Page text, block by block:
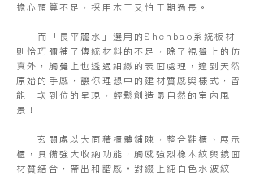
擔心預算不足，採用木工又怕工期過長。
而「長平麗水」選用的Shenbao系統板材
則恰巧彌補了傳統材料的不足，除了視覺上的仿
真外，觸覺上也透過細緻的表面處理，達到天然
原始的手感，讓你理想中的建材質感與樣式，皆
能一次到位的呈現，輕鬆創造最自然的室內風
景！
玄關處以大面積櫃體鋪陳，整合鞋櫃、展示
櫃，具備強大收納功能，觸感強烈橡木紋與鏡面
材質結合，帶出和諧感。對綴上純白色水波紋